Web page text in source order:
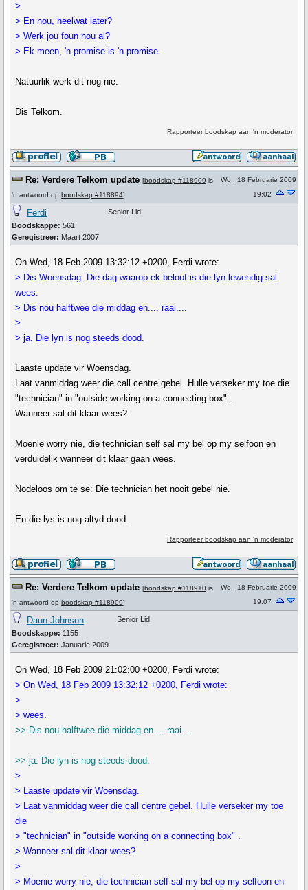
>
> En nou, heelwat later?
> Werk jou foun nou al?
> Ek meen, 'n promise is 'n promise.
Natuurlik werk dit nog nie.
Dis Telkom.
Rapporteer boodskap aan 'n moderator
Re: Verdere Telkom update [boodskap #118909 is
'n antwoord op boodskap #118894]
Wo., 18 Februarie 2009
19:02
Ferdi
Boodskappe: 561
Geregistreer: Maart 2007
Senior Lid
On Wed, 18 Feb 2009 13:32:12 +0200, Ferdi wrote:
> Dis Woensdag. Die dag waarop ek beloof is die lyn lewendig sal
wees.
> Dis nou halftwee die middag en.... raai....
>
> ja. Die lyn is nog steeds dood.
Laaste update vir Woensdag.
Laat vanmiddag weer die call centre gebel. Hulle verseker my toe die
"technician" in "outside working on a connecting box" .
Wanneer sal dit klaar wees?
Moenie worry nie, die technician self sal my bel op my selfoon en
verduidelik wanneer dit klaar gaan wees.
Nodeloos om te se: Die technician het nooit gebel nie.
En die lys is nog altyd dood.
Rapporteer boodskap aan 'n moderator
Re: Verdere Telkom update [boodskap #118910 is
'n antwoord op boodskap #118909]
Wo., 18 Februarie 2009
19:07
Daun Johnson
Boodskappe: 1155
Geregistreer: Januarie 2009
Senior Lid
On Wed, 18 Feb 2009 21:02:00 +0200, Ferdi wrote:
> On Wed, 18 Feb 2009 13:32:12 +0200, Ferdi wrote:
>
> wees.
>> Dis nou halftwee die middag en.... raai....
>> ja. Die lyn is nog steeds dood.
>
> Laaste update vir Woensdag.
> Laat vanmiddag weer die call centre gebel. Hulle verseker my toe
die
> "technician" in "outside working on a connecting box" .
> Wanneer sal dit klaar wees?
>
> Moenie worry nie, die technician self sal my bel op my selfoon en